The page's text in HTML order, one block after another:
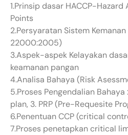
1.Prinsip dasar HACCP-
Points
2.Persyaratan Sistem Kemanan
22000:2005)
3.Aspek-aspek Kelayakan
keamanan pangan
4.Analisa Bahaya (Risk
5.Proses Pengendalian Bahaya :
plan, 3. PRP (Pre-Requesite
6.Penentuan CCP (critical
7.Proses penetapkan critical